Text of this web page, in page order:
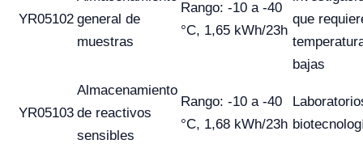
YR05102 general de
muestras
Rango: -10 a -40
°C, 1,65 kWh/23h
que
bajas
YR05103
Almacenamiento
de reactivos
sensibles
Rango: -10 a -40
°C, 1,68 kWh/23h